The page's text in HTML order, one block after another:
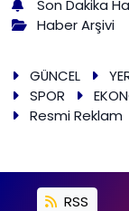
Son Dakika
Haber Arşivi
GÜNCEL
SPOR
Resmi Reklam
RSS